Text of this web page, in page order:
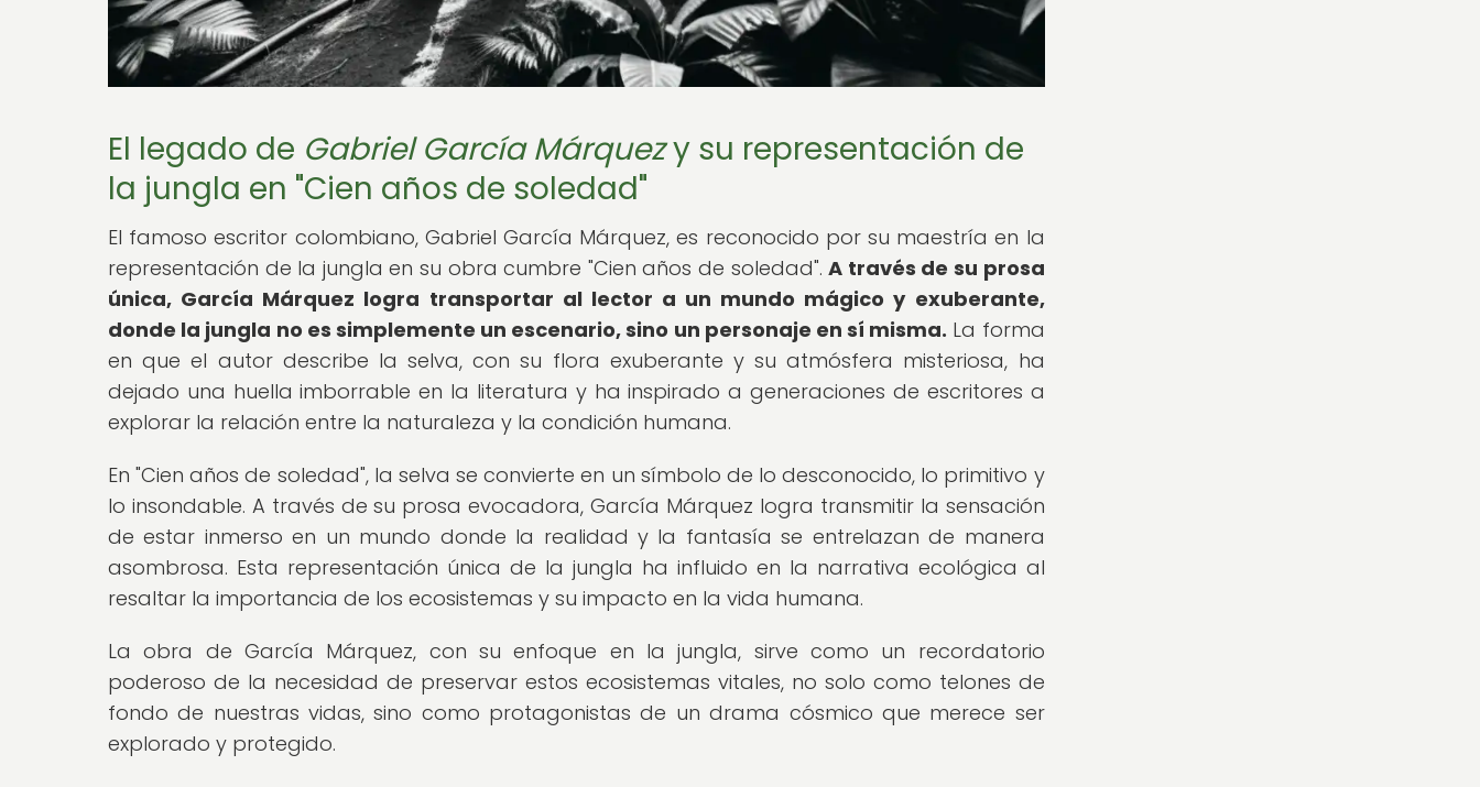
El legado de Gabriel García Márquezy su representación de
la jungla en "Cien años de soledad"
El famoso escritor colombiano, Gabriel García Márquez, es reconocido por su maestría en la
representación de la jungla en su obra cumbre "Cien años de soledad".A través de su prosa
única, García Márquez logra transportar al lector a un mundo mágico y exuberante,
donde la jungla no es simplemente un escenario, sino un personaje en sí misma. La forma
en que el autor describe la selva, con su flora exuberante y su atmósfera misteriosa, ha
dejado una huella imborrable en la literatura y ha inspirado a generaciones de escritores a
explorar la relación entre la naturaleza y la condición humana.
En "Cien años de soledad", la selva se convierte en un símbolo de lo desconocido, lo primitivo y
lo insondable. A través de su prosa evocadora, García Márquez logra transmitir la sensación
de estar inmerso en un mundo donde la realidad y la fantasía se entrelazan de manera
asombrosa. Esta representación única de la jungla ha influido en la narrativa ecológica al
resaltar la importancia de los ecosistemas y su impacto en la vida humana.
La obra de García Márquez, con su enfoque en la jungla, sirve como un recordatorio
poderoso de la necesidad de preservar estos ecosistemas vitales, no solo como telones de
fondo de nuestras vidas, sino como protagonistas de un drama cósmico que merece ser
explorado y protegido.